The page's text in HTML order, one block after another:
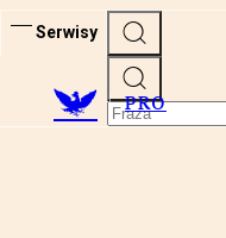
Serwisy
PRO